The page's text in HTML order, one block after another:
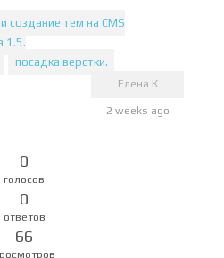
создание тем на CMS
1.5.
посадка верстки.
Елена К
2 weeks ago
0
голосов
0
ответов
66